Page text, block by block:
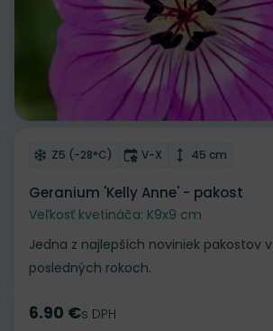
Odober do zoznamu želaní
Mrazuvzdornosť
Z5 (-28°C) Doba kvitnutia
V-X Výška rastliny
45 cm
Geranium 'Kelly Anne' - pakost
Veľkosť kvetináča: K9x9 cm
Jedna z najlepších noviniek pakostov v
posledných rokoch.
Cena
6.90 €s DPH